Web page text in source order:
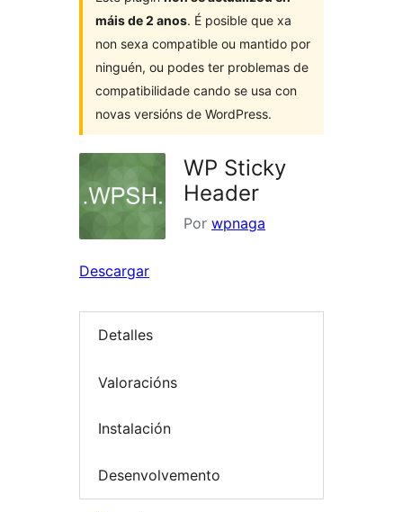
máis de 2 anos. É posible que xa
non sexa compatible ou mantido por
ninguén, ou podes ter problemas de
compatibilidade cando se usa con
novas versións de WordPress.
WP Sticky
Header
Por wpnaga
Descargar
Detalles
Valoracións
Instalación
Desenvolvemento